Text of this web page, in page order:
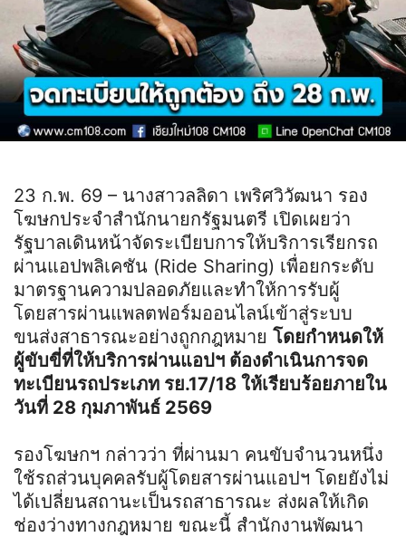
23 ก.พ. 69 – นางสาวลลิดา เพริศวิวัฒนา รอง
โฆษกประจำสำนักนายกรัฐมนตรี เปิดเผยว่า
รัฐบาลเดินหน้าจัดระเบียบการให้บริการเรียกรถ
ผ่านแอปพลิเคชัน (Ride Sharing) เพื่อยกระดับ
มาตรฐานความปลอดภัยและทำให้การรับผู้
โดยสารผ่านแพลตฟอร์มออนไลน์เข้าสู่ระบบ
ขนส่งสาธารณะอย่างถูกกฎหมาย โดยกำหนดให้
ผู้ขับขี่ที่ให้บริการผ่านแอปฯ ต้องดำเนินการจด
ทะเบียนรถประเภท รย.17/18 ให้เรียบร้อยภายใน
วันที่ 28 กุมภาพันธ์ 2569
รองโฆษกฯ กล่าวว่า ที่ผ่านมา คนขับจำนวนหนึ่ง
ใช้รถส่วนบุคคลรับผู้โดยสารผ่านแอปฯ โดยยังไม่
ได้เปลี่ยนสถานะเป็นรถสาธารณะ ส่งผลให้เกิด
ช่องว่างทางกฎหมาย ขณะนี้ สำนักงานพัฒนา